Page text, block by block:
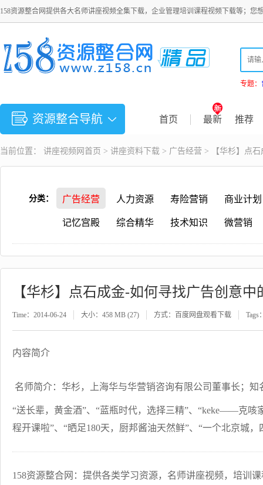
158资源整合网提供各大名师讲座视频全集下载，企业管理培训课程视频下载等；您
专题：
资源整合导航 首页 最新 推荐
当前位置： 讲座视频 网首页 > 讲座资料下载 > 广告经营 > 【华杉】点
分类： 广告经营 人力资源 寿险营销 商业计划
记忆宫殿 综合精华 技术知识 微营销
【华杉】点石成金-如何寻找广告创意中
Time：2014-06-24 大小：458 MB (27) 方式：百度网盘观看下载 Tags
内容简介
名师简介：华杉，上海华与华营销咨询有限公司董事长；知
“送长辈，黄金酒”、“蓝瓶时代，选择三精”、“keke——克咳
程开课啦”、“晒足180天，厨邦酱油天然鲜”、“一个北京城
158资源整合网：提供各类学习资源，名师讲座视频，培训